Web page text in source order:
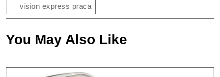
vision express praca
You May Also Like